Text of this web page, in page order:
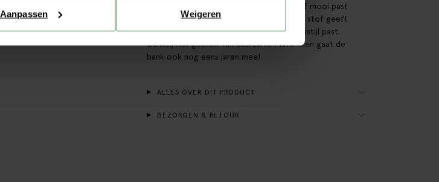
Weigeren
Aanpassen
Ideaal om te kijken of dat de kleur en stof mooi past
bij de rest van je interieur! Deze katoenen stof geeft
een natuurlijke uitstraling die bij elke woonstijl past.
Dankzij het gebruik van duurzame materialen gaat de
bank ook nog eens jaren mee!
ALLES OVER DIT PRODUCT
BEZORGEN & RETOUR